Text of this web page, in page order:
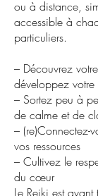
ou à distance,
accessible à
particuliers.
– Découvrez
développez votre
– Sortez peu à
de calme et de
– (re)Connectez-
vos ressources
– Cultivez le
du cœur
Le Reiki est